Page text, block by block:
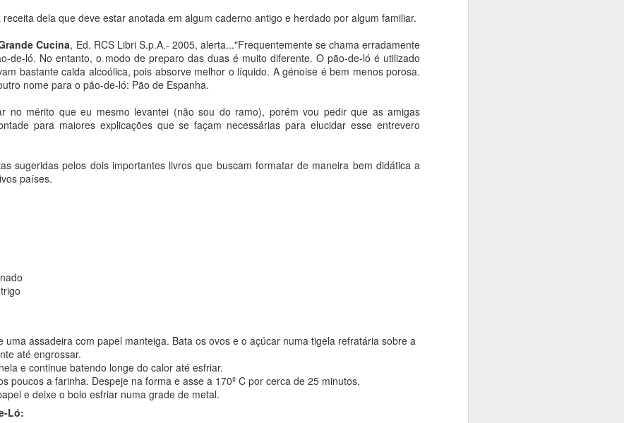
dela que deve estar anotada em algum caderno antigo e herdado por algum familiar.
Cucina, Ed. RCS Libri S.p.A.- 2005, alerta..."Frequentemente se chama erradamente
de-ló. No entanto, o modo de preparo das duas é muito diferente. O pão-de-ló é utilizado
bastante calda alcoólica, pois absorve melhor o líquido. A génoise é bem menos porosa.
nome para o pão-de-ló: Pão de Espanha.
no mérito que eu mesmo levantei (não sou do ramo), porém vou pedir que as amigas
para maiores explicações que se façam necessárias para elucidar esse entrevero
sugeridas pelos dois importantes livros que buscam formatar de maneira bem didática a
países.
uma assadeira com papel manteiga. Bata os ovos e o açúcar numa tigela refratária sobre a
até engrossar.
e continue batendo longe do calor até esfriar.
poucos a farinha. Despeje na forma e asse a 170º C por cerca de 25 minutos.
e deixe o bolo esfriar numa grade de metal.
Ló:
de ervas finas
peneire a farinha, acrescente o fermento as ervas finas desidratadas e misture bem.
o leite com a manteiga, o açúcar, o sal e o óleo, misturando bem.
de farinha e despeje a mistura líquida.
circulares, misture aos poucos incorporando a farinha ao líquido. Adicione os
sove bem a massa até que solte das mãos.
pano úmido e deixe crescer em local sem corrente de ar por 1 hora.
superfície enfarinhada, retire o excesso de ar, depois corte-a no tamanho que achar mais
sem amassar ou cilindrar e coloque em assadeiras para pães de forma untadas e
de trigo. Deixe crescer novamente até que dobre de tamanho.
vasilha pequena com 1 colher (sopa) de água, misture bem e pincele os pães quando
los ao forno pre aquecido a 200° C por 50 minutos ou até que dourem. Na metade deste
o forno para 180° C